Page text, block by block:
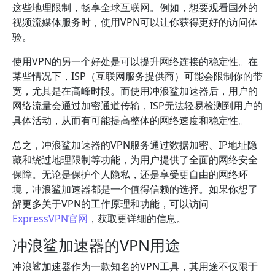
这些地理限制，畅享全球互联网。例如，想要观看国外的
视频流媒体服务时，使用VPN可以让你获得更好的访问体
验。
使用VPN的另一个好处是可以提升网络连接的稳定性。在
某些情况下，ISP（互联网服务提供商）可能会限制你的带
宽，尤其是在高峰时段。而使用冲浪鲨加速器后，用户的
网络流量会通过加密通道传输，ISP无法轻易检测到用户的
具体活动，从而有可能提高整体的网络速度和稳定性。
总之，冲浪鲨加速器的VPN服务通过数据加密、IP地址隐
藏和绕过地理限制等功能，为用户提供了全面的网络安全
保障。无论是保护个人隐私，还是享受更自由的网络环
境，冲浪鲨加速器都是一个值得信赖的选择。如果你想了
解更多关于VPN的工作原理和功能，可以访问
ExpressVPN官网 ，获取更详细的信息。
冲浪鲨加速器的VPN用途
冲浪鲨加速器作为一款知名的VPN工具，其用途不仅限于